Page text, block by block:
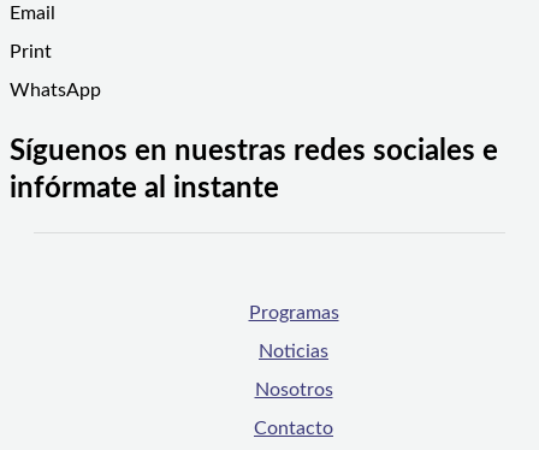
Email
Print
WhatsApp
Síguenos en nuestras redes sociales e
infórmate al instante
Programas
Noticias
Nosotros
Contacto